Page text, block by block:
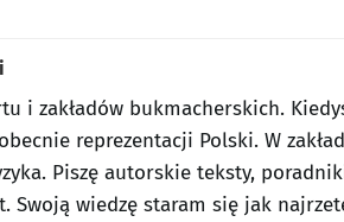
i zakładów bukmacherskich.
reprezentacji Polski. W
Piszę autorskie teksty,
Swoją wiedzę staram się jak